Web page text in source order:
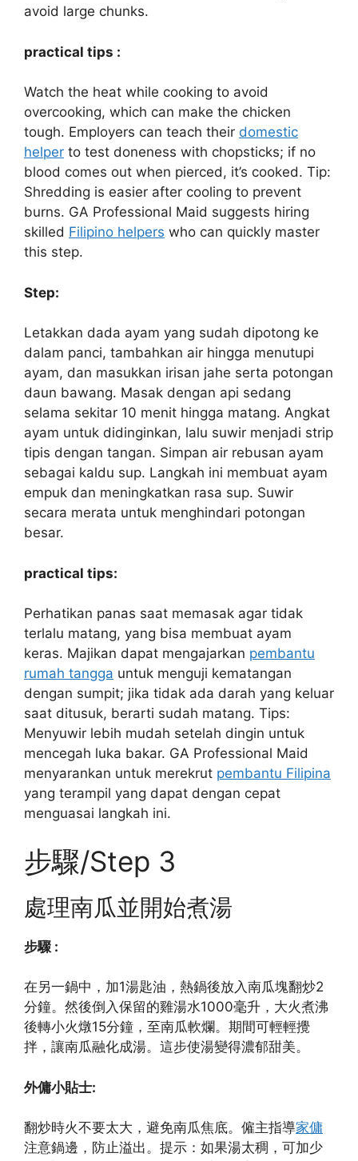
avoid large chunks.
practical tips :
Watch the heat while cooking to avoid
overcooking, which can make the chicken
tough. Employers can teach their domestic
helper to test doneness with chopsticks; if no
blood comes out when pierced, it’s cooked. Tip:
Shredding is easier after cooling to prevent
burns. GA Professional Maid suggests hiring
skilled Filipino helpers who can quickly master
this step.
Step:
Letakkan dada ayam yang sudah dipotong ke
dalam panci, tambahkan air hingga menutupi
ayam, dan masukkan irisan jahe serta potongan
daun bawang. Masak dengan api sedang
selama sekitar 10 menit hingga matang. Angkat
ayam untuk didinginkan, lalu suwir menjadi strip
tipis dengan tangan. Simpan air rebusan ayam
sebagai kaldu sup. Langkah ini membuat ayam
empuk dan meningkatkan rasa sup. Suwir
secara merata untuk menghindari potongan
besar.
practical tips:
Perhatikan panas saat memasak agar tidak
terlalu matang, yang bisa membuat ayam
keras. Majikan dapat mengajarkan pembantu
rumah tangga untuk menguji kematangan
dengan sumpit; jika tidak ada darah yang keluar
saat ditusuk, berarti sudah matang. Tips:
Menyuwir lebih mudah setelah dingin untuk
mencegah luka bakar. GA Professional Maid
menyarankan untuk merekrut pembantu Filipina
yang terampil yang dapat dengan cepat
menguasai langkah ini.
步驟/Step 3
處理南瓜並開始煮湯
步驟 :
在另一鍋中，加1湯匙油，熱鍋後放入南瓜塊翻炒2
分鐘。然後倒入保留的雞湯水1000毫升，大火煮沸
後轉小火燉15分鐘，至南瓜軟爛。期間可輕輕攪
拌，讓南瓜融化成湯。這步使湯變得濃郁甜美。
外傭小貼士:
翻炒時火不要太大，避免南瓜焦底。僱主指導家傭
注意鍋邊，防止溢出。提示：如果湯太稠，可加少